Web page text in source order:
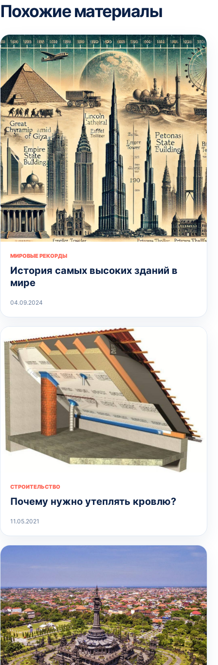
Похожие материалы
МИРОВЫЕ РЕКОРДЫ
История самых высоких зданий в
мире
04.09.2024
СТРОИТЕЛЬСТВО
Почему нужно утеплять кровлю?
11.05.2021